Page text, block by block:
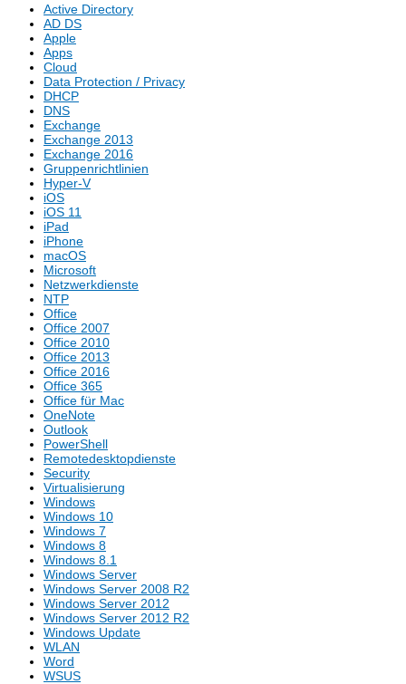
Active Directory
AD DS
Apple
Apps
Cloud
Data Protection / Privacy
DHCP
DNS
Exchange
Exchange 2013
Exchange 2016
Gruppenrichtlinien
Hyper-V
iOS
iOS 11
iPad
iPhone
macOS
Microsoft
Netzwerkdienste
NTP
Office
Office 2007
Office 2010
Office 2013
Office 2016
Office 365
Office für Mac
OneNote
Outlook
PowerShell
Remotedesktopdienste
Security
Virtualisierung
Windows
Windows 10
Windows 7
Windows 8
Windows 8.1
Windows Server
Windows Server 2008 R2
Windows Server 2012
Windows Server 2012 R2
Windows Update
WLAN
Word
WSUS